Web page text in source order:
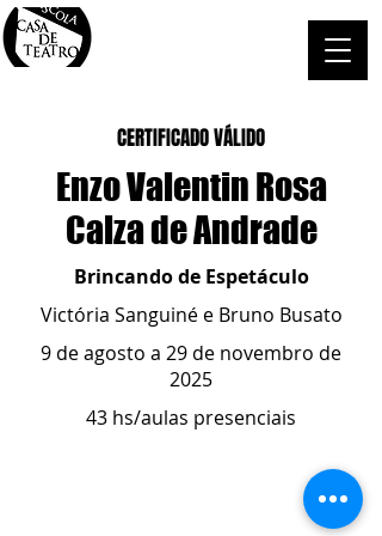
CERTIFICADO VÁLIDO
Enzo Valentin Rosa
Calza de Andrade
Brincando de Espetáculo
Victória Sanguiné e Bruno Busato
9 de agosto a 29 de novembro de
2025
43 hs/aulas presenciais
ESCOLA CASA DE TEATRO
- whatsapp